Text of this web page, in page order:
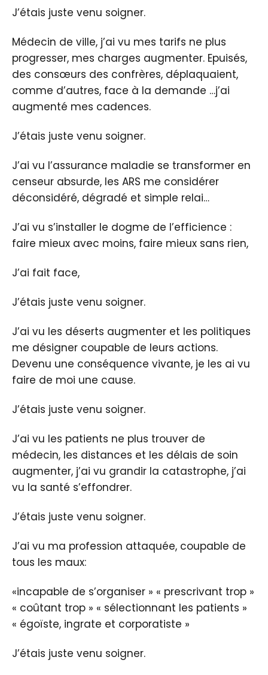
J’étais juste venu soigner.
Médecin de ville, j’ai vu mes tarifs ne plus
progresser, mes charges augmenter. Epuisés,
des consœurs des confrères, déplaquaient,
comme d’autres, face à la demande …j’ai
augmenté mes cadences.
J’étais juste venu soigner.
J’ai vu l’assurance maladie se transformer en
censeur absurde, les ARS me considérer
déconsidéré, dégradé et simple relai…
J’ai vu s’installer le dogme de l’efficience :
faire mieux avec moins, faire mieux sans rien,
J’ai fait face,
J’étais juste venu soigner.
J’ai vu les déserts augmenter et les politiques
me désigner coupable de leurs actions.
Devenu une conséquence vivante, je les ai vu
faire de moi une cause.
J’étais juste venu soigner.
J’ai vu les patients ne plus trouver de
médecin, les distances et les délais de soin
augmenter, j’ai vu grandir la catastrophe, j’ai
vu la santé s’effondrer.
J’étais juste venu soigner.
J’ai vu ma profession attaquée, coupable de
tous les maux:
«incapable de s’organiser » « prescrivant trop »
« coûtant trop » « sélectionnant les patients »
« égoïste, ingrate et corporatiste »
J’étais juste venu soigner.